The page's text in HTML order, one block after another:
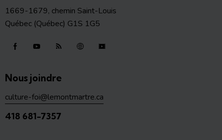
1669-1679, chemin Saint-Louis
Québec (Québec) G1S 1G5
Nous joindre
culture-foi@lemontmartre.ca
418 681-7357